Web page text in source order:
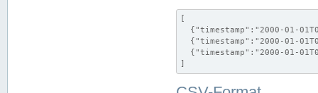
[
{"timestamp":"2000-01-
{"timestamp":"2000-01-
{"timestamp":"2000-01-
]